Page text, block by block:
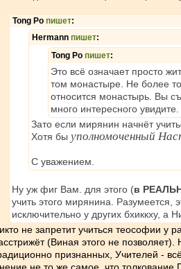
Tong Po пишет:
Hermann пишет:
Tong Po пишет:
Это всё означает просто
том монастыре. Не более
относится монастырь. Вы
много интересного увидите.
Зато если мирянин начнёт
Хотя бы уполномоченный
С уважением.
Ну уж фиг Вам. для этого (в
учить этого мирянина. Разумеется,
исключительно у других бхиккху, а
не запретит учиться теософии у
(Виная этого не позволяет).
признанных, Учителей -